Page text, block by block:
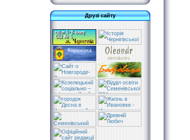
Друзі сайту